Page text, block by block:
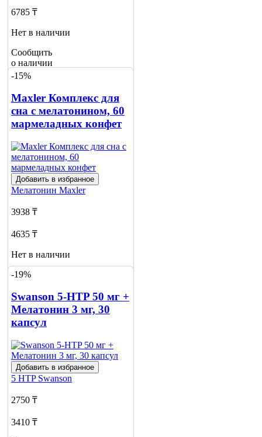
6785 ₸
Нет в наличии
Сообщить
о наличии
2
-15%
Maxler Комплекс для
сна с мелатонином, 60
мармеладных конфет
Добавить в избранное
Мелатонин Maxler
3938 ₸
4635 ₸
Нет в наличии
Сообщить
-19%
Swanson 5-HTP 50 мг +
Мелатонин 3 мг, 30
капсул
Добавить в избранное
5 HTP Swanson
2750 ₸
3410 ₸